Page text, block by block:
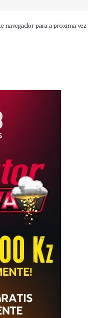
navegador para a próxima vez